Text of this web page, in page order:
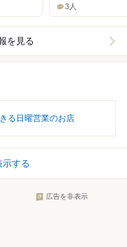
3人
を見る
る日曜営業のお店
示する
広告を非表示